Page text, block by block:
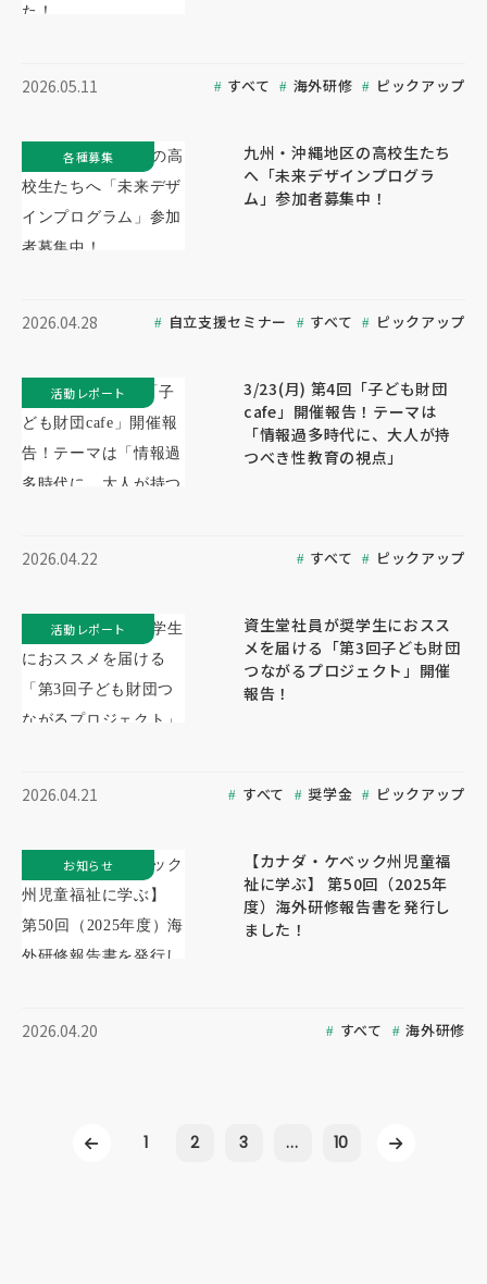
2026.05.11 すべて 海外研修 ピックアップ
九州・沖縄地区の高校生たち
へ「未来デザインプログラ
ム」参加者募集中！
2026.04.28 自立支援セミナー すべて ピックアップ
各種募集
3/23(月) 第4回「子ども財団
cafe」開催報告！テーマは
「情報過多時代に、大人が持
つべき性教育の視点」
2026.04.22 すべて ピックアップ
活動レポート
資生堂社員が奨学生におスス
メを届ける「第3回子ども財団
つながるプロジェクト」開催
報告！
2026.04.21 すべて 奨学金 ピックアップ
活動レポート
【カナダ・ケベック州児童福
祉に学ぶ】 第50回（2025年
度）海外研修報告書を発行し
ました！
2026.04.20 すべて 海外研修
お知らせ
1 2 3 ... 10